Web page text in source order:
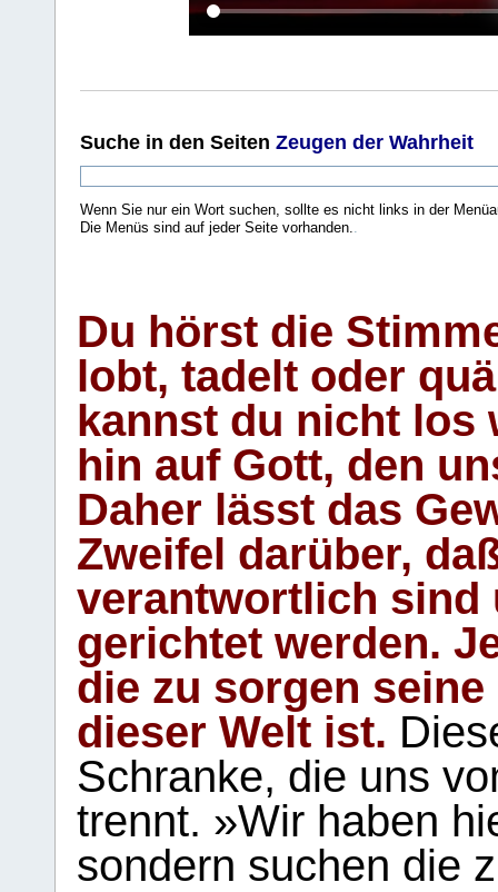
Suche in den Seiten Zeugen der Wahrheit
Wenn Sie nur ein Wort suchen, sollte es nicht links in der
Die Menüs sind auf jeder Seite vorhanden..
Du hörst die
lobt, tadelt oder
kannst du nicht los
hin auf Gott, den
Daher lässt das
Zweifel darüber,
verantwortlich sind
gerichtet werden.
die zu sorgen
dieser Welt ist.
Schranke, die uns
trennt. »Wir haben
sondern suchen die